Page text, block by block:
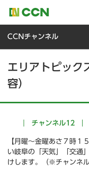
CCNチャンネル
エリアトピック
容）
チャンネル12
【月曜～金曜あさ７時１
い岐阜の「天気」「交通
けします。（※チャンネ